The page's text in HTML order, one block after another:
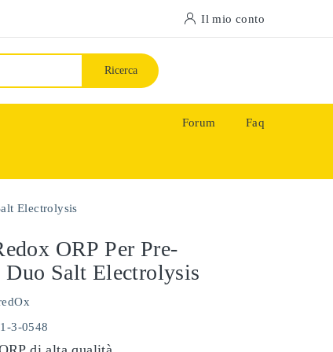
Il mio conto
Ricerca
Forum Faq
Electrolysis
ORP Per Pre-
Duo Salt Electrolysis
3-0548